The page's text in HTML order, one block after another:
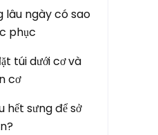
lâu ngày có sao
phục
túi dưới cơ và
cơ
hết sưng để sở